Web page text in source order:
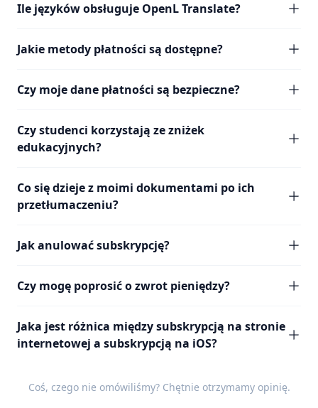
Ile języków obsługuje OpenL Translate?
Jakie metody płatności są dostępne?
Czy moje dane płatności są bezpieczne?
Czy studenci korzystają ze zniżek
edukacyjnych?
Co się dzieje z moimi dokumentami po ich
przetłumaczeniu?
Jak anulować subskrypcję?
Czy mogę poprosić o zwrot pieniędzy?
Jaka jest różnica między subskrypcją na stronie
internetowej a subskrypcją na iOS?
Coś, czego nie omówiliśmy? Chętnie otrzymamy opinię.